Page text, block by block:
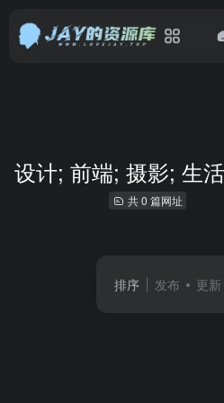
设计; 前端; 摄影; 生
共 0 篇网址
排序 发布 更新